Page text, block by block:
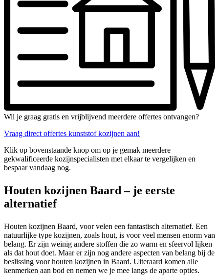
Wil je graag gratis en vrijblijvend meerdere offertes ontvangen?
Vraag direct offertes kunststof kozijnen aan!
Klik op bovenstaande knop om op je gemak meerdere
gekwalificeerde kozijnspecialisten met elkaar te vergelijken en
bespaar vandaag nog.
Houten kozijnen Baard – je eerste
alternatief
Houten kozijnen Baard, voor velen een fantastisch alternatief. Een
natuurlijke type kozijnen, zoals hout, is voor veel mensen enorm van
belang. Er zijn weinig andere stoffen die zo warm en sfeervol lijken
als dat hout doet. Maar er zijn nog andere aspecten van belang bij de
beslissing voor houten kozijnen in Baard. Uiteraard komen alle
kenmerken aan bod en nemen we je mee langs de aparte opties.